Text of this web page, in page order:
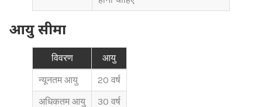
आयु सीमा
विवरण
आयु
न्यूनतम आयु
20 वर्ष
अधिकतम आयु
30 वर्ष